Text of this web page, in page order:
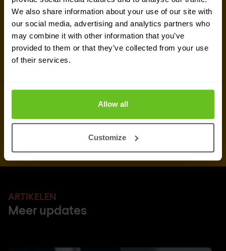
We also share information about your use of our site with
our social media, advertising and analytics partners who
may combine it with other information that you’ve
provided to them or that they’ve collected from your use
of their services.
Allow all
Customize
ARTIKELEN
Meer updates